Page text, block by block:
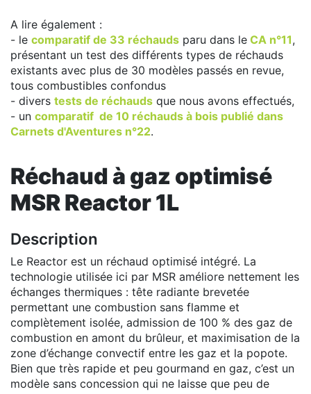
A lire également :
- le comparatif de 33 réchauds paru dans le CA n°11,
présentant un test des différents types de réchauds
existants avec plus de 30 modèles passés en revue,
tous combustibles confondus
- divers tests de réchauds que nous avons effectués,
- un comparatif de 10 réchauds à bois publié dans
Carnets d'Aventures n°22.
Réchaud à gaz optimisé
MSR Reactor 1L
Description
Le Reactor est un réchaud optimisé intégré. La
technologie utilisée ici par MSR améliore nettement les
échanges thermiques : tête radiante brevetée
permettant une combustion sans flamme et
complètement isolée, admission de 100 % des gaz de
combustion en amont du brûleur, et maximisation de la
zone d’échange convectif entre les gaz et la popote.
Bien que très rapide et peu gourmand en gaz, c’est un
modèle sans concession qui ne laisse que peu de